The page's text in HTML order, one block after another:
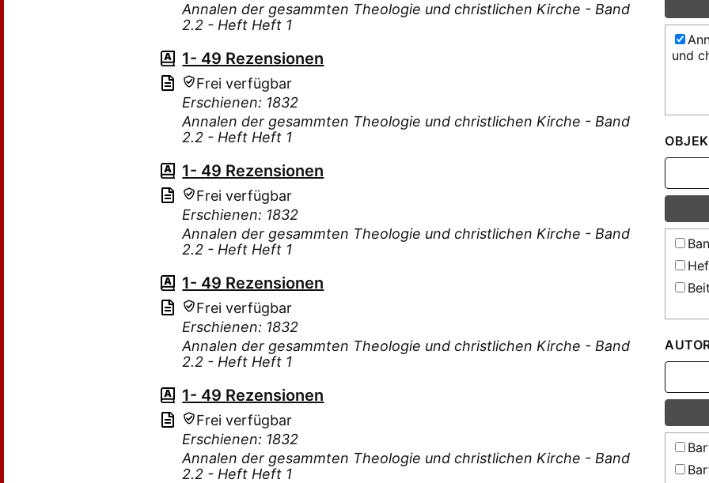
Annalen der gesammten Theologie und christlichen Kirche - Band
2.2 - Heft Heft 1
1- 49 Rezensionen
Frei verfügbar
Erschienen: 1832
Annalen der gesammten Theologie und christlichen Kirche - Band
2.2 - Heft Heft 1
1- 49 Rezensionen
Frei verfügbar
Erschienen: 1832
Annalen der gesammten Theologie und christlichen Kirche - Band
2.2 - Heft Heft 1
1- 49 Rezensionen
Frei verfügbar
Erschienen: 1832
Annalen der gesammten Theologie und christlichen Kirche - Band
2.2 - Heft Heft 1
1- 49 Rezensionen
Frei verfügbar
Erschienen: 1832
Annalen der gesammten Theologie und christlichen Kirche - Band
2.2 - Heft Heft 1
und